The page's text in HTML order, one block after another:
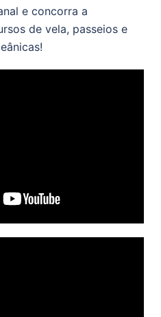
e concorra a
de vela, passeios e